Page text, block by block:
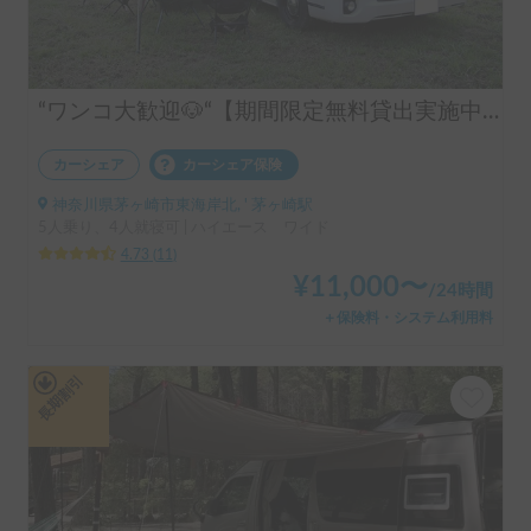
“ワンコ大歓迎🐶“【期間限定無料貸出実施中（レビュー特典）】チュラワンサーフ号🏄️ | 🏕️初心者にもオススメのハイエース🔰🆕新たに1500Wポータブル電源🆕IWATANI Wバーナー追加！🆕 EcoFlow 800W Alternator Charger追加！走行充電可能なので電気に困ることなし！）🆕安心のドライブレコーダー追加！
カーシェア カーシェア保険
神奈川県茅ヶ崎市東海岸北, ' 茅ヶ崎駅
4.73
¥ 11,000〜 /24時間
＋保険料・システム利用料